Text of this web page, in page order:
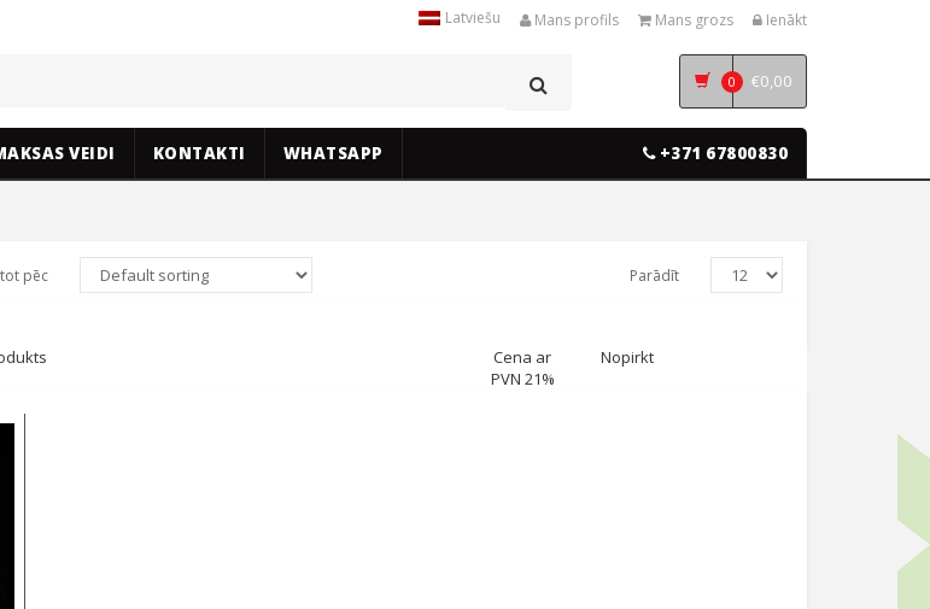
Latviešu Mans profils Mans grozs Ienākt
0 €0,00
VEIDI KONTAKTI WHATSAPP +371 67800830
pēc Parādīt
Cena ar
PVN 21%
Nopirkt